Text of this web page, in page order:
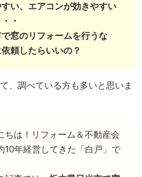
すい、エアコンが効きやすい
・
で窓のリフォームを行うな
頼したらいいの？
、調べている方も多いと思いま
ちは！リフォーム＆不動産会
10年経営してきた「白戸」で